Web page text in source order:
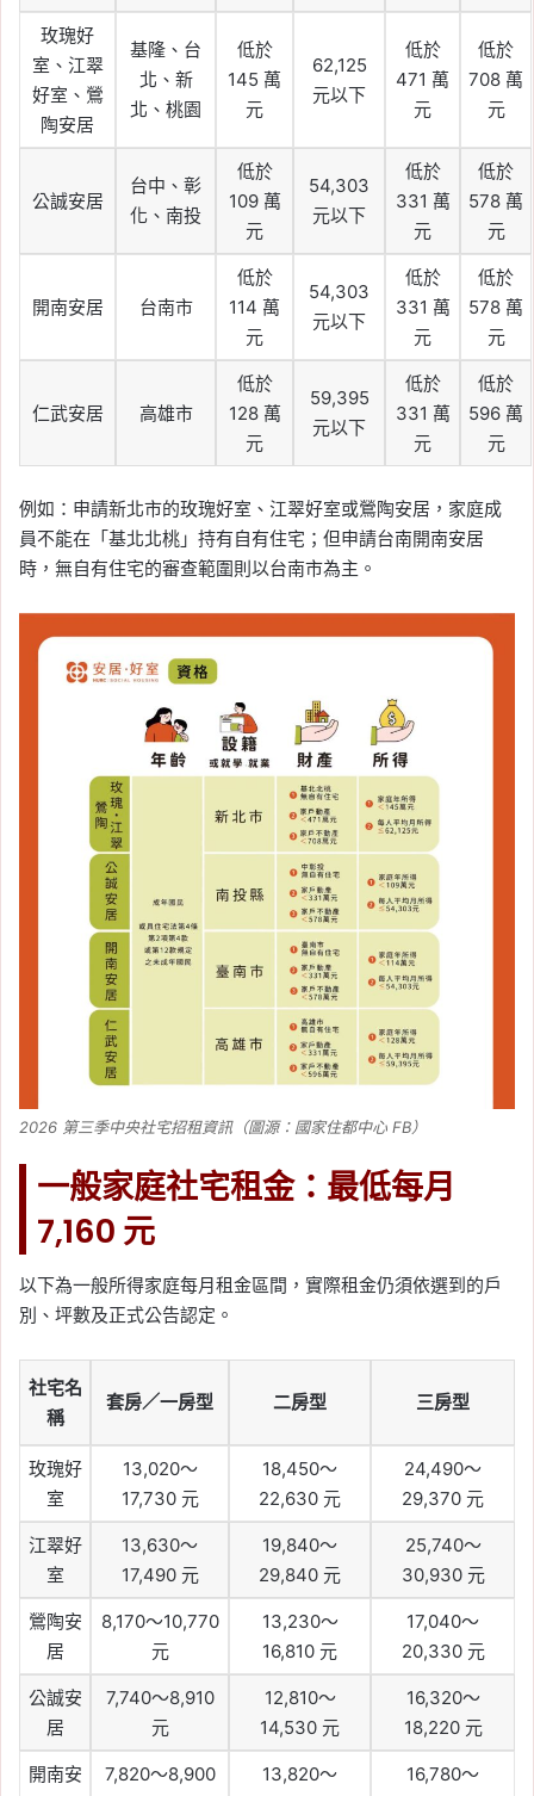
玫瑰好
室、江翠
好室、鶯
陶安居
基隆、台
北、新
北、桃園
低於
145 萬
元
62,125
元以下
低於
471 萬
元
低於
708 萬
元
公誠安居
台中、彰
化、南投
低於
109 萬
元
54,303
元以下
低於
331 萬
元
低於
578 萬
元
開南安居 台南市
低於
114 萬
元
54,303
元以下
低於
331 萬
元
低於
578 萬
元
仁武安居 高雄市
低於
128 萬
元
59,395
元以下
低於
331 萬
元
低於
596 萬
元
例如：申請新北市的玫瑰好室、江翠好室或鶯陶安居，家庭成
員不能在「基北北桃」持有自有住宅；但申請台南開南安居
時，無自有住宅的審查範圍則以台南市為主。
2026 第三季中央社宅招租資訊（圖源：國家住都中心 FB）
一般家庭社宅租金：最低每月
7,160 元
以下為一般所得家庭每月租金區間，實際租金仍須依選到的戶
別、坪數及正式公告認定。
社宅名
稱
套房／一房型 二房型 三房型
玫瑰好
室
13,020～
17,730 元
18,450～
22,630 元
24,490～
29,370 元
江翠好
室
13,630～
17,490 元
19,840～
29,840 元
25,740～
30,930 元
鶯陶安
居
8,170～10,770
元
13,230～
16,810 元
17,040～
20,330 元
公誠安
居
7,740～8,910
元
12,810～
14,530 元
16,320～
18,220 元
開南安
7,820～8,900
13,820～
16,780～